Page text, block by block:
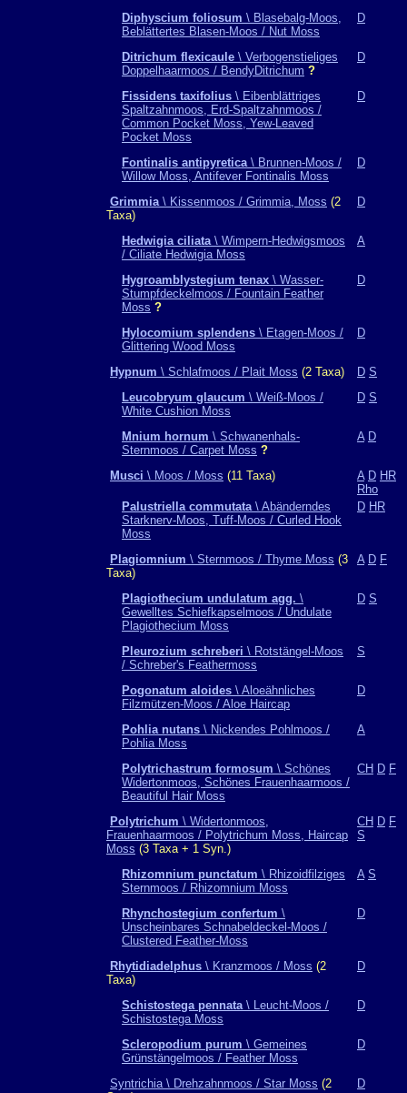
Diphyscium foliosum \ Blasebalg-Moos,
Beblättertes Blasen-Moos / Nut Moss
D
Ditrichum flexicaule \ Verbogenstieliges
Doppelhaarmoos / BendyDitrichum ?
D
Fissidens taxifolius \ Eibenblättriges
Spaltzahnmoos, Erd-Spaltzahnmoos /
Common Pocket Moss, Yew-Leaved
Pocket Moss
D
Fontinalis antipyretica\ Brunnen-Moos /
Willow Moss, Antifever Fontinalis Moss
D
Grimmia\ Kissenmoos / Grimmia, Moss (2
Taxa)
D
Hedwigia ciliata\ Wimpern-Hedwigsmoos
/ Ciliate Hedwigia Moss
A
Hygroamblystegium tenax \ Wasser-
Stumpfdeckelmoos / Fountain Feather
Moss ?
D
Hylocomium splendens \ Etagen-Moos /
Glittering Wood Moss
D
Hypnum \ Schlafmoos / Plait Moss (2 Taxa) D S
Leucobryum glaucum \ Weiß-Moos /
White Cushion Moss
D S
Mnium hornum \ Schwanenhals-
Sternmoos / Carpet Moss ?
A D
Musci \ Moos / Moss (11 Taxa) A D HR
Rho
Palustriella commutata\ Abänderndes
Starknerv-Moos, Tuff-Moos / Curled Hook
Moss
D HR
Plagiomnium \ Sternmoos / Thyme Moss (3
Taxa)
A D F
Plagiothecium undulatum agg. \
Gewelltes Schiefkapselmoos / Undulate
Plagiothecium Moss
D S
Pleurozium schreberi \ Rotstängel-Moos
/ Schreber's Feathermoss
S
Pogonatum aloides \ Aloeähnliches
Filzmützen-Moos / Aloe Haircap
D
Pohlia nutans \ Nickendes Pohlmoos /
Pohlia Moss
A
Polytrichastrum formosum \ Schönes
Widertonmoos, Schönes Frauenhaarmoos /
Beautiful Hair Moss
CH D F
Polytrichum \ Widertonmoos,
Frauenhaarmoos / Polytrichum Moss, Haircap
Moss (3 Taxa + 1 Syn.)
CH D F
S
Rhizomnium punctatum \ Rhizoidfilziges
Sternmoos / Rhizomnium Moss
A S
Rhynchostegium confertum \
Unscheinbares Schnabeldeckel-Moos /
Clustered Feather-Moss
D
Rhytidiadelphus \ Kranzmoos / Moss (2
Taxa)
D
Schistostega pennata\ Leucht-Moos /
Schistostega Moss
D
Scleropodium purum \ Gemeines
Grünstängelmoos / Feather Moss
D
Syntrichia \ Drehzahnmoos / Star Moss (2
D